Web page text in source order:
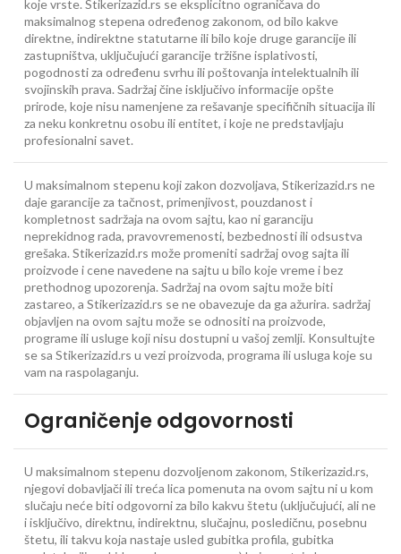
koje vrste. Stikerizazid.rs se eksplicitno ograničava do
maksimalnog stepena određenog zakonom, od bilo kakve
direktne, indirektne statutarne ili bilo koje druge garancije ili
zastupništva, uključujući garancije tržišne isplativosti,
pogodnosti za određenu svrhu ili poštovanja intelektualnih ili
svojinskih prava. Sadržaj čine isključivo informacije opšte
prirode, koje nisu namenjene za rešavanje specifičnih situacija ili
za neku konkretnu osobu ili entitet, i koje ne predstavljaju
profesionalni savet.
U maksimalnom stepenu koji zakon dozvoljava, Stikerizazid.rs ne
daje garancije za tačnost, primenjivost, pouzdanost i
kompletnost sadržaja na ovom sajtu, kao ni garanciju
neprekidnog rada, pravovremenosti, bezbednosti ili odsustva
grešaka. Stikerizazid.rs može promeniti sadržaj ovog sajta ili
proizvode i cene navedene na sajtu u bilo koje vreme i bez
prethodnog upozorenja. Sadržaj na ovom sajtu može biti
zastareo, a Stikerizazid.rs se ne obavezuje da ga ažurira. sadržaj
objavljen na ovom sajtu može se odnositi na proizvode,
programe ili usluge koji nisu dostupni u vašoj zemlji. Konsultujte
se sa Stikerizazid.rs u vezi proizvoda, programa ili usluga koje su
vam na raspolaganju.
Ograničenje odgovornosti
U maksimalnom stepenu dozvoljenom zakonom, Stikerizazid.rs,
njegovi dobavljači ili treća lica pomenuta na ovom sajtu ni u kom
slučaju neće biti odgovorni za bilo kakvu štetu (uključujući, ali ne
i isključivo, direktnu, indirektnu, slučajnu, posledičnu, posebnu
štetu, ili takvu koja nastaje usled gubitka profila, gubitka